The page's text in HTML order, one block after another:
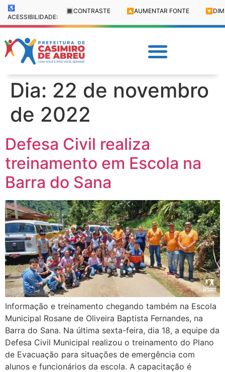
♿
ACESSIBILIDADE:
🔳 CONTRASTE 🔼 AUMENTAR FONTE 🔽
Dia: 22 de novembro
de 2022
Defesa Civil realiza
treinamento em Escola na
Barra do Sana
Informação e treinamento chegando também na Escola
Municipal Rosane de Oliveira Baptista Fernandes, na
Barra do Sana. Na última sexta-feira, dia 18, a equipe da
Defesa Civil Municipal realizou o treinamento do Plano
de Evacuação para situações de emergência com
alunos e funcionários da escola. A capacitação é